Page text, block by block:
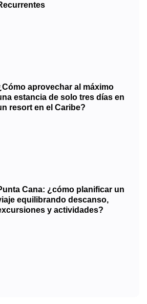
aprovechar al máximo
estancia de solo tres días en
resort en el Caribe?
Cana: ¿cómo planificar un
equilibrando descanso,
y actividades?